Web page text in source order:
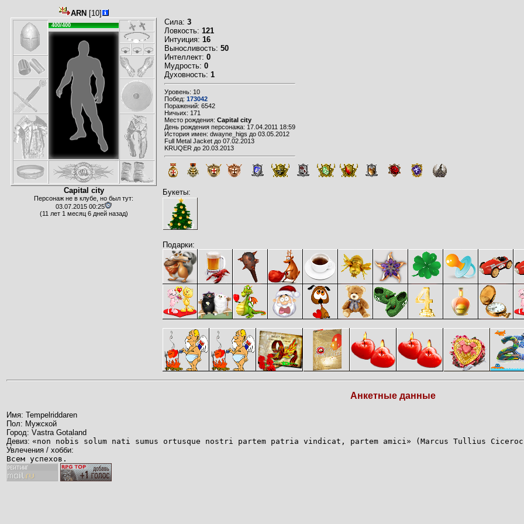
ARN [10]
400/400
Capital city
Персонаж не в клубе, но был тут:
03.07.2015 00:25
(11 лет 1 месяц 6 дней назад)
Сила: 3
Ловкость: 121
Интуиция: 16
Выносливость: 50
Интеллект: 0
Мудрость: 0
Духовность: 1
Уровень: 10
Побед: 173042
Поражений: 6542
Ничьих: 171
Место рождения: Capital city
День рождения персонажа: 17.04.2011 18:59
История имен: dwayne_higs до 03.05.2012
Full Metal Jacket до 07.02.2013
KRUQER до 20.03.2013
Букеты:
Подарки:
Анкетные данные
Имя: Tempelriddaren
Пол: Мужской
Город: Vаstra Gоtaland
Девиз: «non nobis solum nati sumus ortusque nostri partem patria vindicat, partem amici» (Marcus Tullius
Увлечения / хобби:
Всем успехов.